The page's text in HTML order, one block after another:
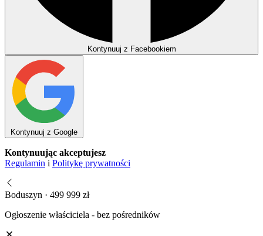
Kontynuuj z Facebookiem
Kontynuuj z Google
Kontynuując akceptujesz
Regulamin i Politykę prywatności
Boduszyn · 499 999 zł
Ogłoszenie właściciela - bez pośredników